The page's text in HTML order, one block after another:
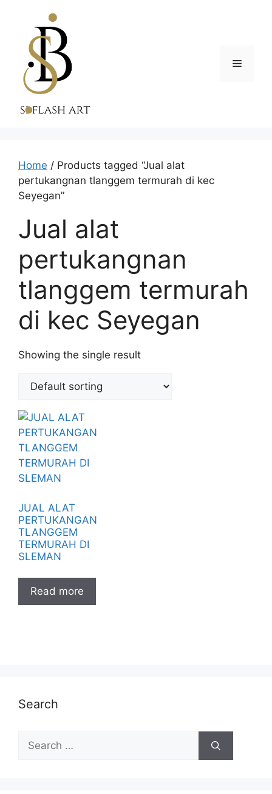
content
Menu
Home / Products tagged “Jual alat
pertukangnan tlanggem termurah di kec
Seyegan”
Jual alat
pertukangnan
tlanggem termurah
di kec Seyegan
Showing the single result
JUAL ALAT
PERTUKANGAN
TLANGGEM
TERMURAH DI
SLEMAN
Read more
Search
Search
for: